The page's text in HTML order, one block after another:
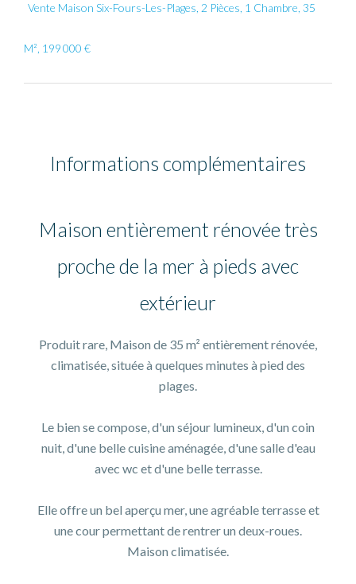
Vente Maison Six-Fours-Les-Plages, 2 Pièces, 1 Chambre, 35
M², 199 000 €
Informations complémentaires
Maison entièrement rénovée très
proche de la mer à pieds avec
extérieur
Produit rare, Maison de 35 m² entièrement rénovée,
climatisée, située à quelques minutes à pied des
plages.
Le bien se compose, d'un séjour lumineux, d'un coin
nuit, d'une belle cuisine aménagée, d'une salle d'eau
avec wc et d'une belle terrasse.
Elle offre un bel aperçu mer, une agréable terrasse et
une cour permettant de rentrer un deux-roues.
Maison climatisée.